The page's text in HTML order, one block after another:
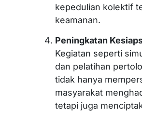
kepedulian kolektif
keamanan.
Peningkatan
Kegiatan seperti
dan pelatihan
tidak hanya
masyarakat
tetapi juga